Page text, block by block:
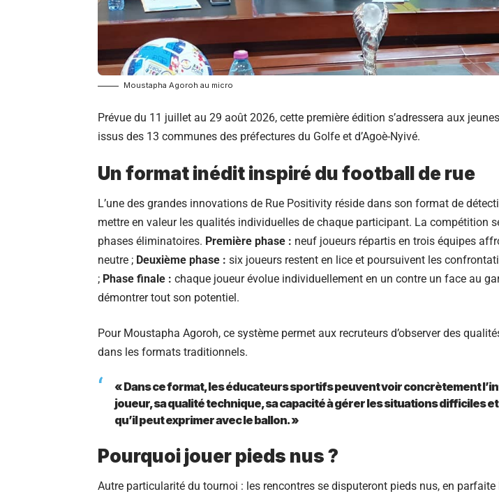
Moustapha Agoroh au micro
Prévue du 11 juillet au 29 août 2026, cette première édition s’adressera aux
issus des 13 communes des préfectures du Golfe et d’Agoè-Nyivé.
Un format inédit inspiré du football de rue
L’une des grandes innovations de Rue Positivity réside dans son format de
mettre en valeur les qualités individuelles de chaque participant. La compétition
phases éliminatoires. Première phase : neuf joueurs répartis en trois équipes
neutre ; Deuxième phase : six joueurs restent en lice et poursuivent les
; Phase finale : chaque joueur évolue individuellement en un contre un face au
démontrer tout son potentiel.
Pour Moustapha Agoroh, ce système permet aux recruteurs d’observer des
dans les formats traditionnels.
« Dans ce format, les éducateurs sportifs peuvent voir concrètement
joueur, sa qualité technique, sa capacité à gérer les situations difficiles
qu’il peut exprimer avec le ballon. »
Pourquoi jouer pieds nus ?
Autre particularité du tournoi : les rencontres se disputeront pieds nus, en